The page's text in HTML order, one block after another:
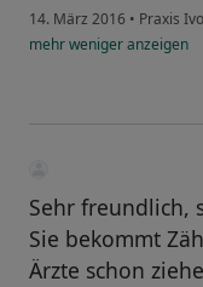
14. März 2016 • Praxis
mehrwenigeranzeigen
Sehr freundlich,
Sie bekommt
Ärzte schon